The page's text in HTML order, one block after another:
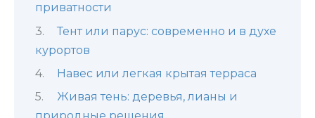
приватности
Тент или парус: современно и в духе
курортов
Навес или легкая крытая терраса
Живая тень: деревья, лианы и